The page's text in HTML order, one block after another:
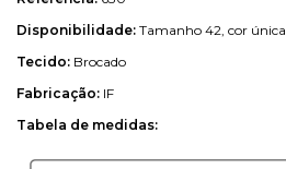
Disponibilidade: Tamanho 42, cor única
Tecido: Brocado
Fabricação: IF
Tabela de medidas: